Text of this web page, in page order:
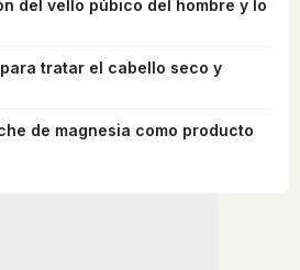
del vello púbico del hombre y lo
tratar el cabello seco y
de magnesia como producto